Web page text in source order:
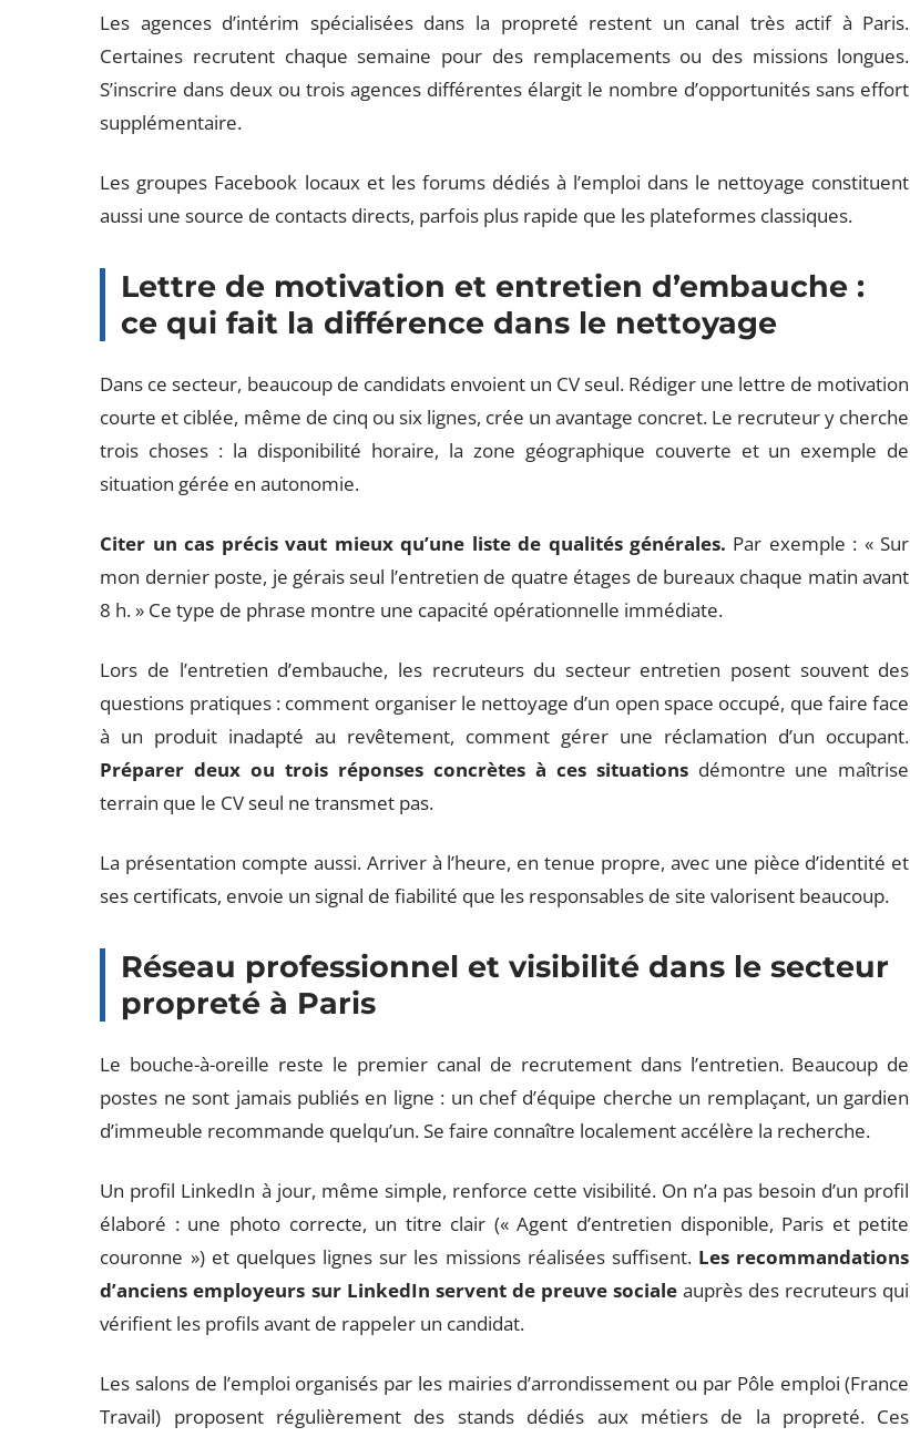
Les agences d’intérim spécialisées dans la propreté restent un canal très actif à Paris.
Certaines recrutent chaque semaine pour des remplacements ou des missions longues.
S’inscrire dans deux ou trois agences différentes élargit le nombre d’opportunités sans effort
supplémentaire.
Les groupes Facebook locaux et les forums dédiés à l’emploi dans le nettoyage constituent
aussi une source de contacts directs, parfois plus rapide que les plateformes classiques.
Lettre de motivation et entretien d’embauche :
ce qui fait la différence dans le nettoyage
Dans ce secteur, beaucoup de candidats envoient un CV seul. Rédiger une lettre de motivation
courte et ciblée, même de cinq ou six lignes, crée un avantage concret. Le recruteur y cherche
trois choses : la disponibilité horaire, la zone géographique couverte et un exemple de
situation gérée en autonomie.
Citer un cas précis vaut mieux qu’une liste de qualités générales. Par exemple : « Sur
mon dernier poste, je gérais seul l’entretien de quatre étages de bureaux chaque matin avant
8 h. » Ce type de phrase montre une capacité opérationnelle immédiate.
Lors de l’entretien d’embauche, les recruteurs du secteur entretien posent souvent des
questions pratiques : comment organiser le nettoyage d’un open space occupé, que faire face
à un produit inadapté au revêtement, comment gérer une réclamation d’un occupant.
Préparer deux ou trois réponses concrètes à ces situationsdémontre une maîtrise
terrain que le CV seul ne transmet pas.
La présentation compte aussi. Arriver à l’heure, en tenue propre, avec une pièce d’identité et
ses certificats, envoie un signal de fiabilité que les responsables de site valorisent beaucoup.
Réseau professionnel et visibilité dans le secteur
propreté à Paris
Le bouche-à-oreille reste le premier canal de recrutement dans l’entretien. Beaucoup de
postes ne sont jamais publiés en ligne : un chef d’équipe cherche un remplaçant, un gardien
d’immeuble recommande quelqu’un. Se faire connaître localement accélère la recherche.
Un profil LinkedIn à jour, même simple, renforce cette visibilité. On n’a pas besoin d’un profil
élaboré : une photo correcte, un titre clair (« Agent d’entretien disponible, Paris et petite
couronne ») et quelques lignes sur les missions réalisées suffisent. Les recommandations
d’anciens employeurs sur LinkedIn servent de preuve socialeauprès des recruteurs qui
vérifient les profils avant de rappeler un candidat.
Les salons de l’emploi organisés par les mairies d’arrondissement ou par Pôle emploi (France
Travail) proposent régulièrement des stands dédiés aux métiers de la propreté. Ces